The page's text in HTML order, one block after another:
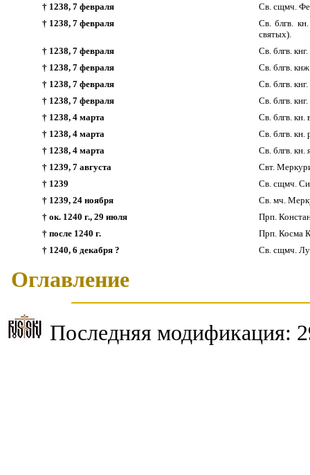
† 1238, 7 февраля
Св. сщмч.
† 1238, 7 февраля
Св. блгв.
святых).
† 1238, 7 февраля
Св. блгв.
† 1238, 7 февраля
Св. блгв.
† 1238, 7 февраля
Св. блгв.
† 1238, 7 февраля
Св. блгв.
† 1238, 4 марта
Св. блгв. кн.
† 1238, 4 марта
Св. блгв. кн.
† 1238, 4 марта
Св. блгв. кн.
† 1239, 7 августа
Свт.
† 1239
Св. сщмч.
† 1239, 24 ноября
Св. мч.
† ок. 1240 г., 29 июля
Прп.
† после 1240 г.
Прп. Косма
† 1240, 6 декабря ?
Св. сщмч.
Оглавление
Последняя модификация: